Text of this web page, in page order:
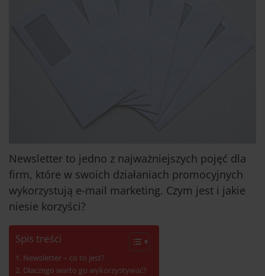
Newsletter to jedno z najważniejszych pojęć dla
firm, które w swoich działaniach promocyjnych
wykorzystują e-mail marketing. Czym jest i jakie
niesie korzyści?
Spis treści
Newsletter – co to jest?
Dlaczego warto go wykorzystywać?